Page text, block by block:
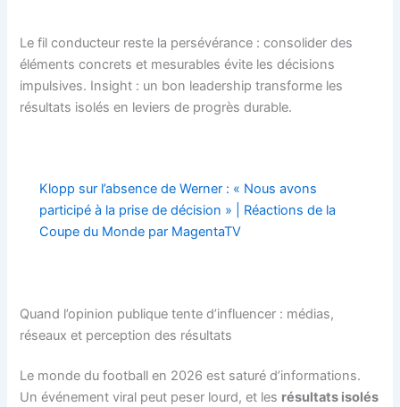
Le fil conducteur reste la persévérance : consolider des
éléments concrets et mesurables évite les décisions
impulsives. Insight : un bon leadership transforme les
résultats isolés en leviers de progrès durable.
Klopp sur l’absence de Werner : « Nous avons
participé à la prise de décision » | Réactions de la
Coupe du Monde par MagentaTV
Quand l’opinion publique tente d’influencer : médias,
réseaux et perception des résultats
Le monde du football en 2026 est saturé d’informations.
Un événement viral peut peser lourd, et les résultats isolés